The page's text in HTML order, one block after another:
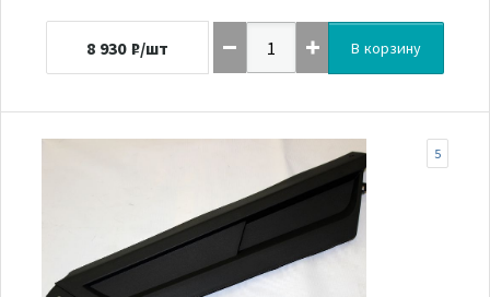
8 930 ₽/шт В корзину
5